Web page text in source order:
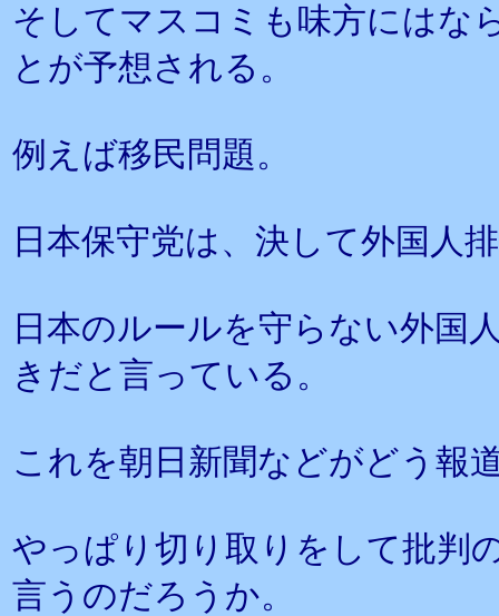
そしてマスコミも味方にはな
とが予想される。
例えば移民問題。
日本保守党は、決して外国人
日本のルールを守らない外国
きだと言っている。
これを朝日新聞などがどう報
やっぱり切り取りをして批判
言うのだろうか。